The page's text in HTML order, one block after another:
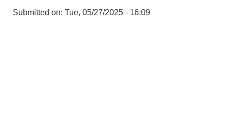
Submitted on: Tue, 05/27/2025 - 16:09